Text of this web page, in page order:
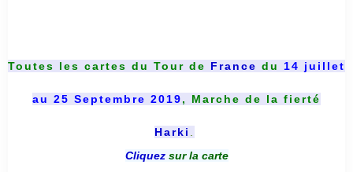
Toutes les cartes du Tour de France du 14 juillet
au 25 Septembre 2019, Marche de la fierté
Harki .
Cliquez sur la carte